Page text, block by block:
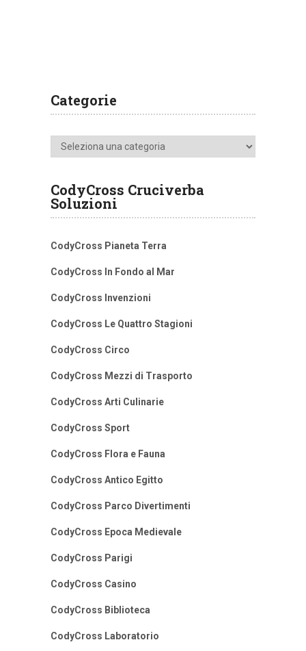
Categorie
Categorie
CodyCross Cruciverba
Soluzioni
CodyCross Pianeta Terra
CodyCross In Fondo al Mar
CodyCross Invenzioni
CodyCross Le Quattro Stagioni
CodyCross Circo
CodyCross Mezzi di Trasporto
CodyCross Arti Culinarie
CodyCross Sport
CodyCross Flora e Fauna
CodyCross Antico Egitto
CodyCross Parco Divertimenti
CodyCross Epoca Medievale
CodyCross Parigi
CodyCross Casino
CodyCross Biblioteca
CodyCross Laboratorio